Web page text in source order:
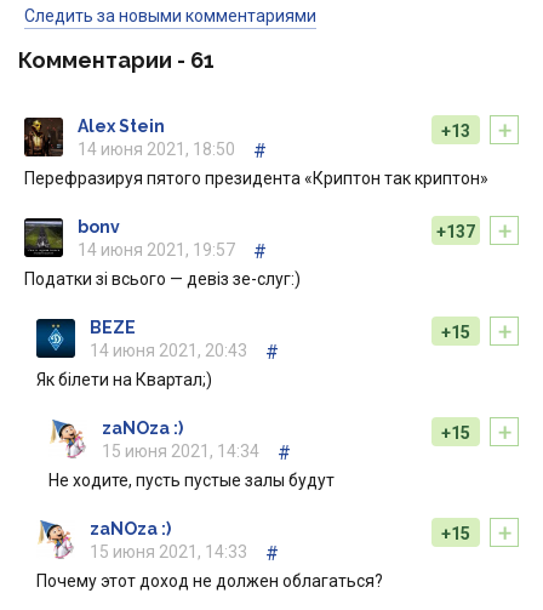
Следить за новыми комментариями
Комментарии - 61
+
+13
Alex Stein
14 июня 2021, 18:50
#
Перефразируя пятого президента «Криптон так криптон»
+
+137
bonv
14 июня 2021, 19:57
#
Податки зі всього — девіз зе-слуг:)
+
+15
BEZE
14 июня 2021, 20:43
#
Як білети на Квартал;)
+
+15
zaNOza :)
15 июня 2021, 14:34
#
Не ходите, пусть пустые залы будут
+
+15
zaNOza :)
15 июня 2021, 14:33
#
Почему этот доход не должен облагаться?